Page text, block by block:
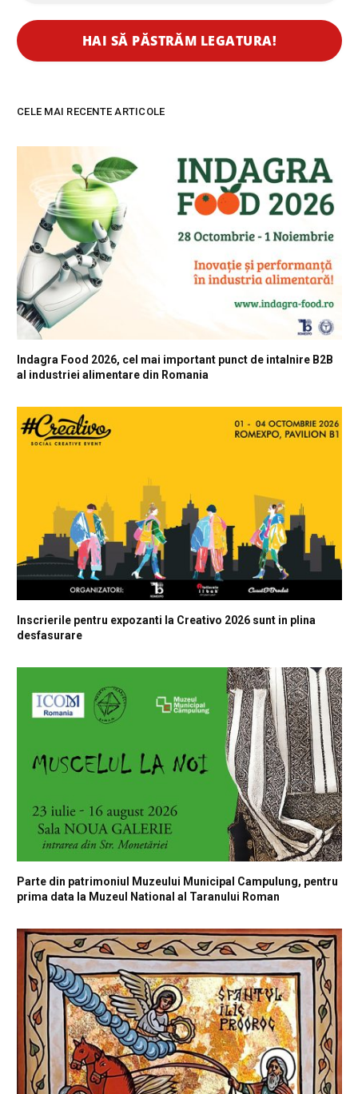
CELE MAI RECENTE ARTICOLE
Indagra Food 2026, cel mai important punct de intalnire B2B
al industriei alimentare din Romania
Inscrierile pentru expozanti la Creativo 2026 sunt in plina
desfasurare
Parte din patrimoniul Muzeului Municipal Campulung, pentru
prima data la Muzeul National al Taranului Roman